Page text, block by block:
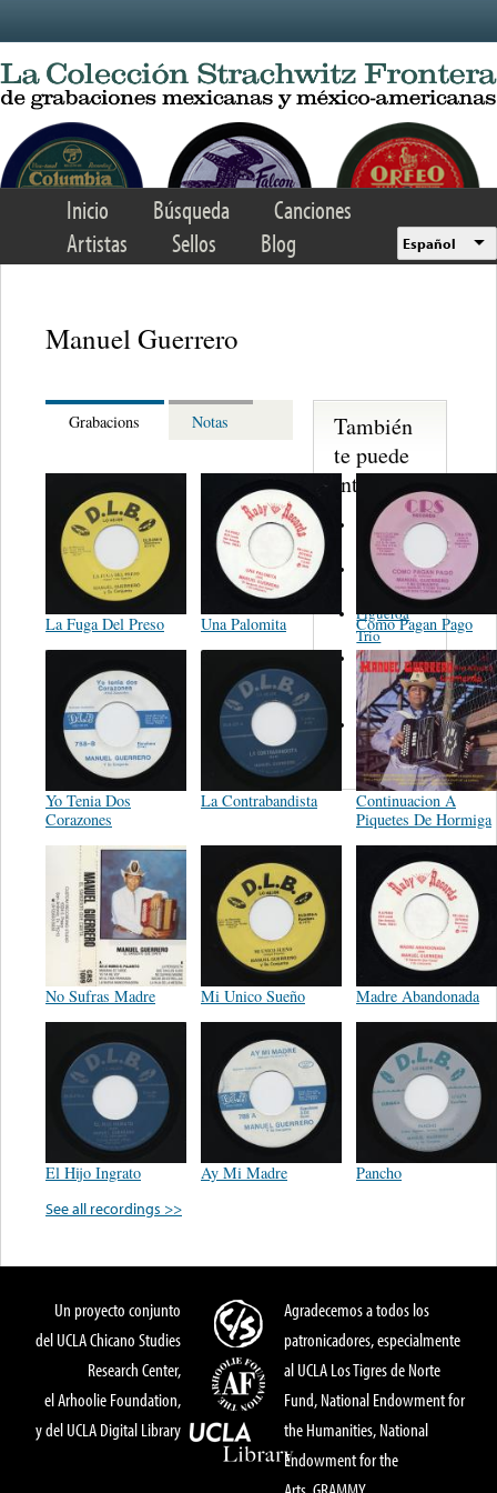
Inicio Búsqueda
Canciones
Artistas
Sellos Blog Español
Manuel Guerrero
Grabacions Notas
La Fuga Del Preso Una Palomita Como Pagan Pago
Yo Tenia Dos
Corazones
La Contrabandista
Continuacion A
Piquetes De Hormiga
No Sufras Madre Mi Unico Sueño Madre Abandonada
El Hijo Ingrato Ay Mi Madre
Pancho
See all recordings >>
También
te puede
interesar...
Joe Carioca -
Juan Florer
Carmen and
Reynaldo
Figueroa
Trio
Ruben
Rodriguez
Avila
Flores Y
Maya
Un proyecto conjunto
del UCLA Chicano Studies
Research Center,
el Arhoolie Foundation,
y del UCLA Digital Library
Agradecemos a todos los
patronicadores, especialmente
al UCLA Los Tigres de Norte
Fund, National Endowment for
the Humanities, National
Endowment for the